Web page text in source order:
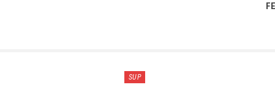
SUP